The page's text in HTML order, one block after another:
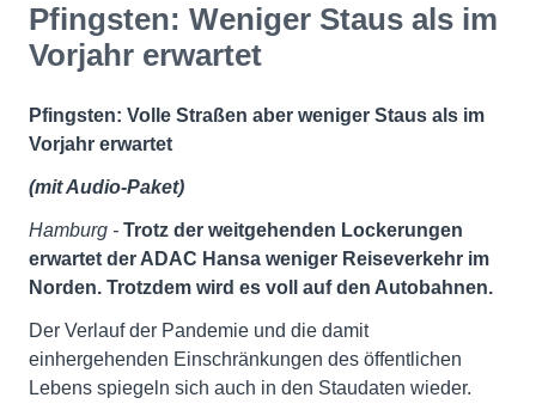
Pfingsten: Weniger Staus als im
Vorjahr erwartet
Pfingsten: Volle Straßen aber weniger Staus als im
Vorjahr erwartet
(mit Audio-Paket)
Hamburg - Trotz der weitgehenden Lockerungen
erwartet der ADAC Hansa weniger Reiseverkehr im
Norden. Trotzdem wird es voll auf den Autobahnen.
Der Verlauf der Pandemie und die damit
einhergehenden Einschränkungen des öffentlichen
Lebens spiegeln sich auch in den Staudaten wieder.